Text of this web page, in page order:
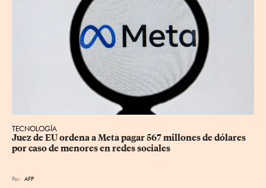
TECNOLOGÍA
Juez de EU ordena a Meta pagar 567 millones de dólares
por caso de menores en redes sociales
Por AFP